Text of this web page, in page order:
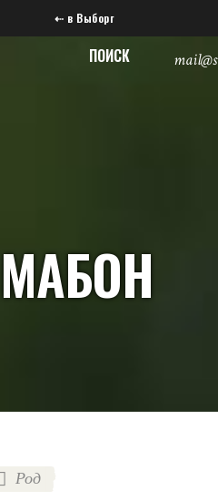
⇠ в Выборг
ПОИСК
МАБОН
Род